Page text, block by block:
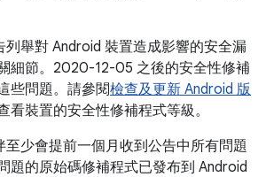
列舉對 Android 裝置造成影響的安全漏
細節。2020-12-05 之後的安全性修補
些問題。請參閱檢查及更新 Android 版
看裝置的安全性修補程式等級。
至少會提前一個月收到公告中所有問題
題的原始碼修補程式已發布到 Android